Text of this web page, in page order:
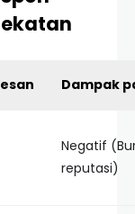
Dampak
Negatif
reputasi)